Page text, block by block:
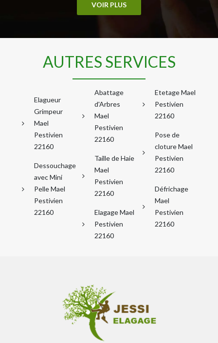
VOIR PLUS
AUTRES SERVICES
Elagueur
Grimpeur
Mael
Pestivien
22160
Dessouchage
avec Mini
Pelle Mael
Pestivien
22160
Abattage
d'Arbres
Mael
Pestivien
22160
Taille de Haie
Mael
Pestivien
22160
Elagage Mael
Pestivien
22160
Etetage Mael
Pestivien
22160
Pose de
cloture Mael
Pestivien
22160
Défrichage
Mael
Pestivien
22160